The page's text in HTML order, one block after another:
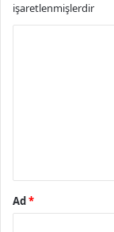
işaretlenmişlerdir
Ad*